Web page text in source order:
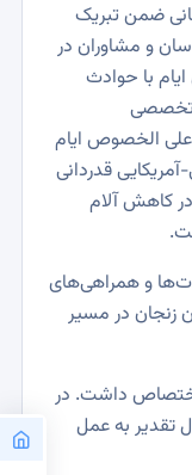
ضمن تبریک
و مشاوران در
با حوادث
تخصصی
علی الخصوص ایام
قدردانی
کاهش آلام
و همراهی‌های
زنجان در مسیر
داشت. در
تقدیر به عمل